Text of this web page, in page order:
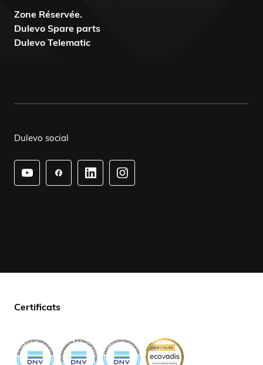
Zone Réservée.
Dulevo Spare parts
Dulevo Telematic
Dulevo social
Certificats